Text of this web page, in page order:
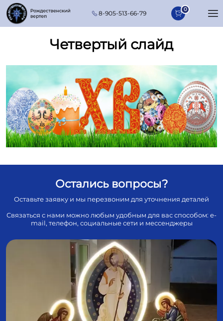
Перейти к основному содержанию
8-905-513-66-79
0
Четвертый слайд
Остались вопросы?
Оставьте заявку и мы перезвоним для уточнения деталей
Связаться с нами можно любым удобным для вас способом: e-
mail, телефон, социальные сети и мессенджеры